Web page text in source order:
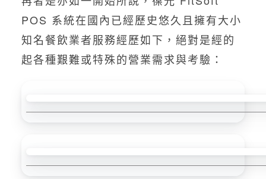
POS 系統在國內已經歷史悠久且擁有大小
知名餐飲業者服務經歷如下，絕對是經的
起各種艱難或特殊的營業需求與考驗：